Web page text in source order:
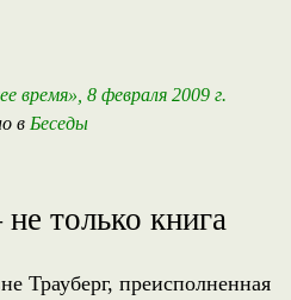
время», 8 февраля 2009 г.
в Беседы
только книга
Трауберг, преисполненная